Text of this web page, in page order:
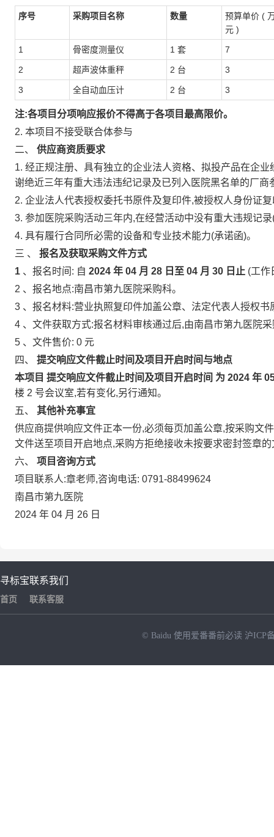
序号 采购项目名称 数量 预算单价 (
元 )
1 骨密度测量仪 1 套 7
2 超声波体重秤 2 台 3
3 全自动血压计 2 台 3
注:各项目分项响应报价不得高于各项目最高限价。
2. 本项目不接受联合体参与
二、 供应商资质要求
1. 经正规注册、具有独立的企业法人资格、拟投产品在企
谢绝近三年有重大违法违纪记录及已列入医院黑名单的厂商
2. 企业法人代表授权委托书原件及复印件,被授权人身份证
3. 参加医院采购活动三年内,在经营活动中没有重大违规记
4. 具有履行合同所必需的设备和专业技术能力(承诺函)。
三 、 报名及获取采购文件方式
1 、报名时间: 自 2024 年 04 月 28 日至 04 月 30 日止 (工作
2 、报名地点:南昌市第九医院采购科。
3 、报名材料:营业执照复印件加盖公章、法定代表人授权书
4 、文件获取方式:报名材料审核通过后,由南昌市第九医院
5 、文件售价: 0 元
四、 提交响应文件截止时间及项目开启时间与地点
本项目 提交响应文件截止时间及项目开启时间 为 2024 年
楼 2 号会议室,若有变化,另行通知。
五、 其他补充事宜
供应商提供响应文件正本一份,必须每页加盖公章,按采购文
文件送至项目开启地点,采购方拒绝接收未按要求密封签章
六、 项目咨询方式
项目联系人:章老师,咨询电话: 0791-88499624
南昌市第九医院
2024 年 04 月 26 日
寻标宝
首页
联系我们
联系客服
© Baidu 使用爱番番前必读 沪ICP